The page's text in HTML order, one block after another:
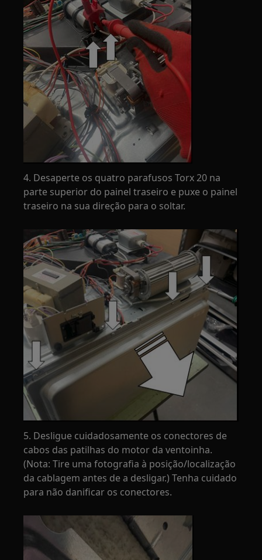
4. Desaperte os quatro parafusos Torx 20 na
parte superior do painel traseiro e puxe o painel
traseiro na sua direção para o soltar.
5. Desligue cuidadosamente os conectores de
cabos das patilhas do motor da ventoinha.
(Nota: Tire uma fotografia à posição/localização
da cablagem antes de a desligar.) Tenha cuidado
para não danificar os conectores.